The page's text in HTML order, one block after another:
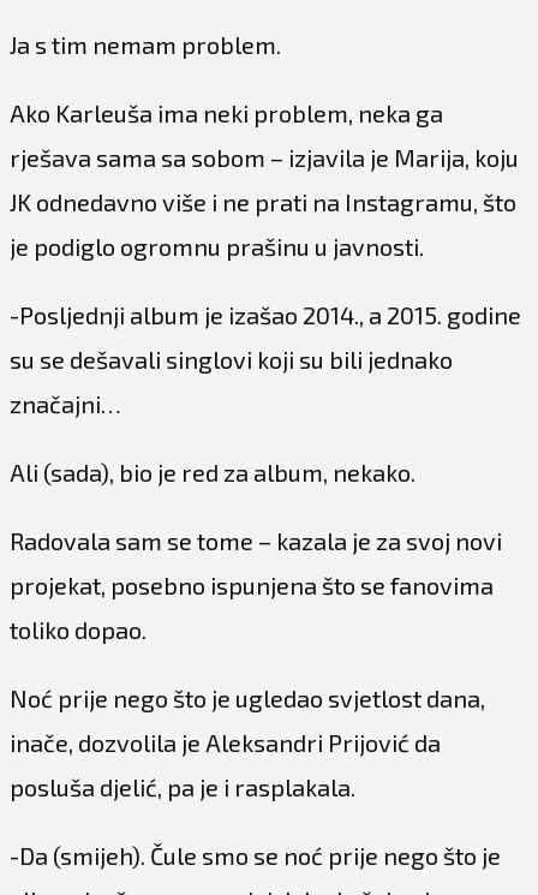
Ja s tim nemam problem.
Ako Karleuša ima neki problem, neka ga
rješava sama sa sobom – izjavila je Marija, koju
JK odnedavno više i ne prati na Instagramu, što
je podiglo ogromnu prašinu u javnosti.
-Posljednji album je izašao 2014., a 2015. godine
su se dešavali singlovi koji su bili jednako
značajni…
Ali (sada), bio je red za album, nekako.
Radovala sam se tome – kazala je za svoj novi
projekat, posebno ispunjena što se fanovima
toliko dopao.
Noć prije nego što je ugledao svjetlost dana,
inače, dozvolila je Aleksandri Prijović da
posluša djelić, pa je i rasplakala.
-Da (smijeh). Čule smo se noć prije nego što je